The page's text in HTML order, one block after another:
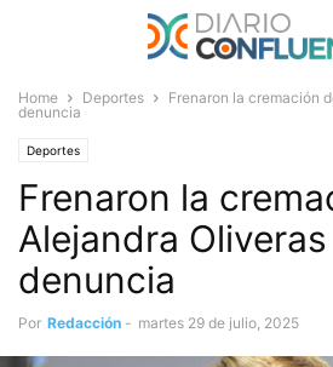
Home Deportes
Frenaron la cremación
denuncia
Deportes
Frenaron la
Alejandra
denuncia
Por Redacción - martes 29 de julio, 2025